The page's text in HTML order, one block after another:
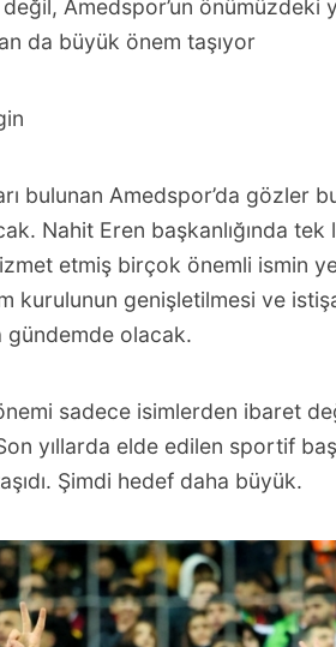
değil, Amedspor’un önümüzdeki
da büyük önem taşıyor
bulunan Amedspor’da gözler
Nahit Eren başkanlığında
etmiş birçok önemli ismin
kurulunun genişletilmesi ve
gündemde olacak.
sadece isimlerden ibaret
yıllarda elde edilen sportif
Şimdi hedef daha büyük.